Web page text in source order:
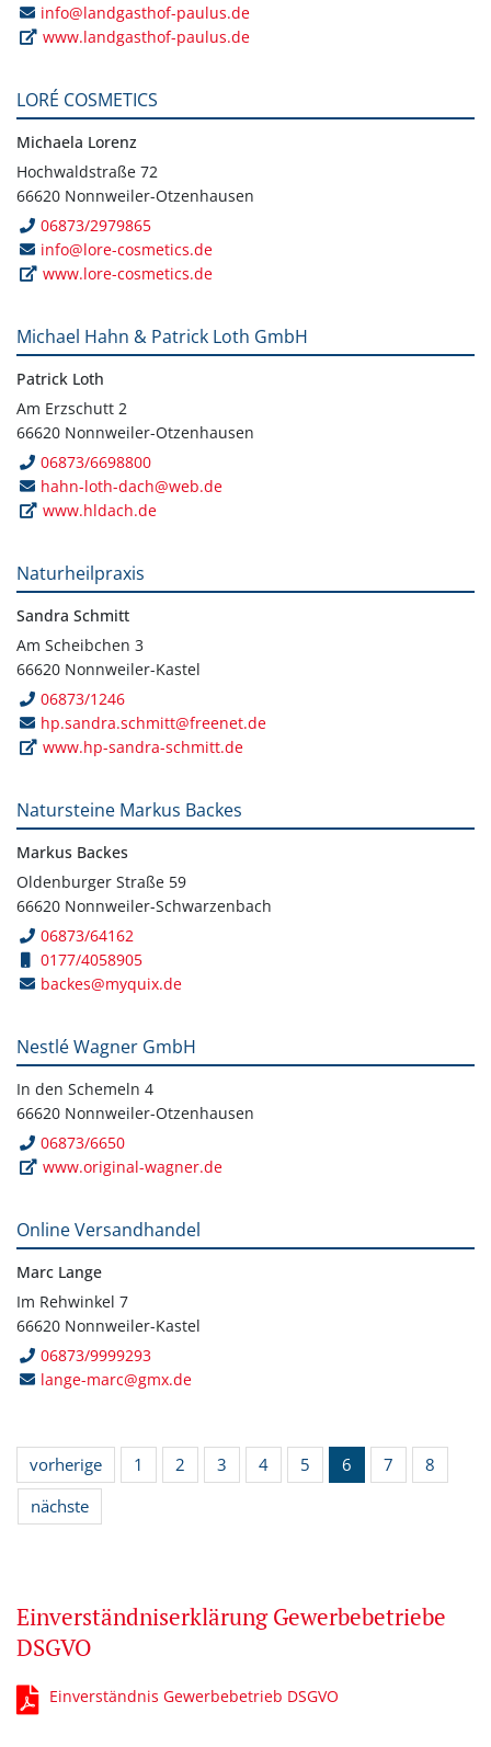
info@landgasthof-paulus.de
www.landgasthof-paulus.de
LORÉ COSMETICS
Michaela Lorenz
Hochwaldstraße 72
66620 Nonnweiler-Otzenhausen
06873/2979865
info@lore-cosmetics.de
www.lore-cosmetics.de
Michael Hahn & Patrick Loth GmbH
Patrick Loth
Am Erzschutt 2
66620 Nonnweiler-Otzenhausen
06873/6698800
hahn-loth-dach@web.de
www.hldach.de
Naturheilpraxis
Sandra Schmitt
Am Scheibchen 3
66620 Nonnweiler-Kastel
06873/1246
hp.sandra.schmitt@freenet.de
www.hp-sandra-schmitt.de
Natursteine Markus Backes
Markus Backes
Oldenburger Straße 59
66620 Nonnweiler-Schwarzenbach
06873/64162
0177/4058905
backes@myquix.de
Nestlé Wagner GmbH
In den Schemeln 4
66620 Nonnweiler-Otzenhausen
06873/6650
www.original-wagner.de
Online Versandhandel
Marc Lange
Im Rehwinkel 7
66620 Nonnweiler-Kastel
06873/9999293
lange-marc@gmx.de
vorherige 1 2 3 4 5 6 7
8
nächste
Einverständniserklärung Gewerbebetriebe
DSGVO
Einverständnis Gewerbebetrieb DSGVO